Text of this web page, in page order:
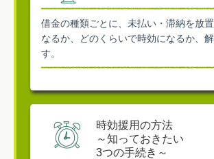
借金の種類ごとに、未払い・滞納を放
なるか、どのくらいで時効になるか、
す。
時効援用の方法
～知っておきたい
3つの手続き～